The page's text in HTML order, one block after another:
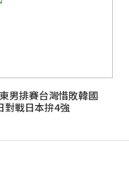
忍
男排賽台灣惜敗韓國
對戰日本拚4強